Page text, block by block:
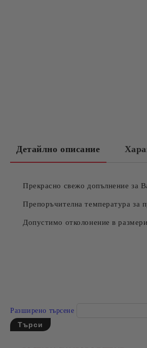
Детайлно описание
Прекрасно свежо допълнение за
Препоръчителна температура за
Допустимо отколонение в
Разширено търсене